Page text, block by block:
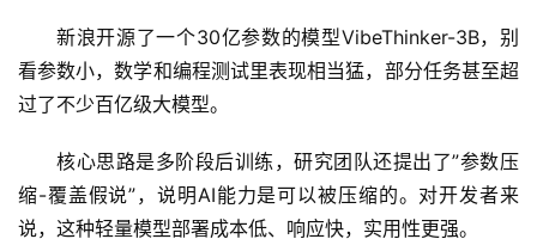
新浪开源了一个30亿参数的模型VibeThinker-3B，别
看参数小，数学和编程测试里表现相当猛，部分任务甚至超
过了不少百亿级大模型。
核心思路是多阶段后训练，研究团队还提出了”参数压
缩-覆盖假说”，说明AI能力是可以被压缩的。对开发者来
说，这种轻量模型部署成本低、响应快，实用性更强。